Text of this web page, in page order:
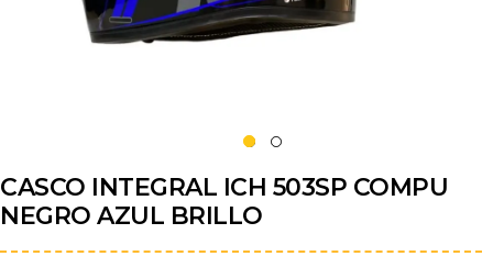
CASCO INTEGRAL ICH 503SP COMPU
NEGRO AZUL BRILLO